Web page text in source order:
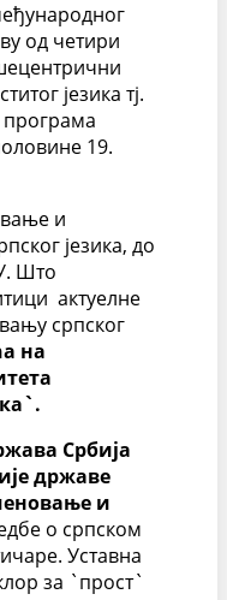
од четири
језика тј.
програма
19.
и
језика, до
Што
актуелне
српског
на
Србија
државе
и
о српском
Уставна
за `прост`